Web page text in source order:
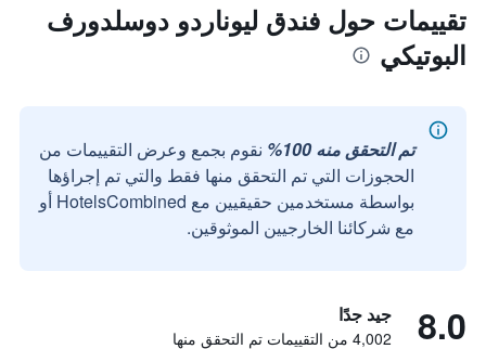
تقييمات حول فندق ليوناردو دوسلدورف
البوتيكي
تم التحقق منه 100%
نقوم بجمع وعرض التقييمات من
الحجوزات التي تم التحقق منها فقط والتي تم إجراؤها
بواسطة مستخدمين حقيقيين مع HotelsCombined أو
مع شركائنا الخارجيين الموثوقين.
8.0 جيد جدًا
4,002 من التقييمات تم التحقق منها